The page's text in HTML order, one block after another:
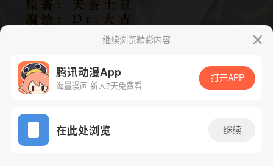
App免费看
继续浏览精彩内容
腾讯动漫App
海量漫画 新人7天免费看
打开APP
在此处浏览 继续